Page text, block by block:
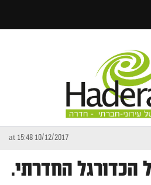
10/12/2017 at 15:48
הכדורגל החדרתי.